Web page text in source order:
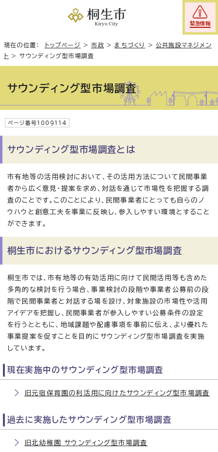
緊急情報
現在の位置： トップページ >市政 > まちづくり >公共施設マネジメン
ト > サウンディング型市場調査
サウンディング型市場調査
ページ番号1009114
サウンディング型市場調査とは
市有地等の活用検討において、その活用方法について民間事業
者から広く意見・提案を求め、対話を通じて市場性を把握する調
査のことです。このことにより、民間事業者にとっても自らのノ
ウハウと創意工夫を事業に反映し、参入しやすい環境とすること
ができます。
桐生市におけるサウンディング型市場調査
桐生市では、市有地等の有効活用に向けて民間活用等も含めた
多角的な検討を行う場合、事業検討の段階や事業者公募前の段
階で民間事業者と対話する場を設け、対象施設の市場性や活用
アイデアを把握し、民間事業者が参入しやすい公募条件の設定
を行うとともに、地域課題や配慮事項を事前に伝え、より優れた
事業提案を促すことを目的にサウンディング型市場調査を実施
しています。
現在実施中のサウンディング型市場調査
旧元宿保育園の利活用に向けたサウンディング型市場調査
過去に実施したサウンディング型市場調査
旧北幼稚園 サウンディング型市場調査